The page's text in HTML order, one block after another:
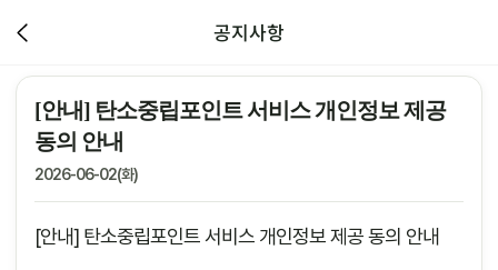
공지사항
[안내] 탄소중립포인트 서비스 개인정보 제공
동의 안내
2026-06-02(화)
[안내] 탄소중립포인트 서비스 개인정보 제공 동의 안내